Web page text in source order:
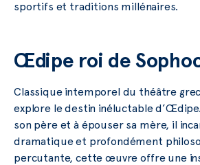
sportifs et traditions millénaires.
Œdipe roi de
Classique intemporel du théâtre
explore le destin inéluctable
son père et à épouser sa mère, il
dramatique et profondément
percutante, cette œuvre offre une